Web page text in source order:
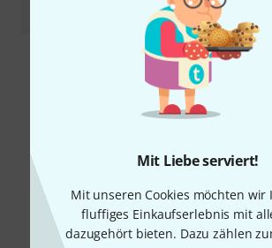
Mit Liebe serviert!
Mit unseren Cookies möchten wir
fluffiges Einkaufserlebnis mit
dazugehört bieten. Dazu zählen